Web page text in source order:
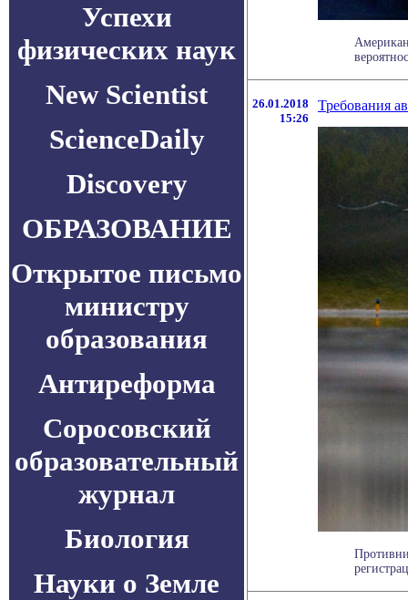
Успехи
физических наук
New Scientist
ScienceDaily
Discovery
ОБРАЗОВАНИЕ
Открытое письмо
министру
образования
Антиреформа
Соросовский
образовательный
журнал
Биология
Науки о Земле
26.01.2018
15:26
Требования